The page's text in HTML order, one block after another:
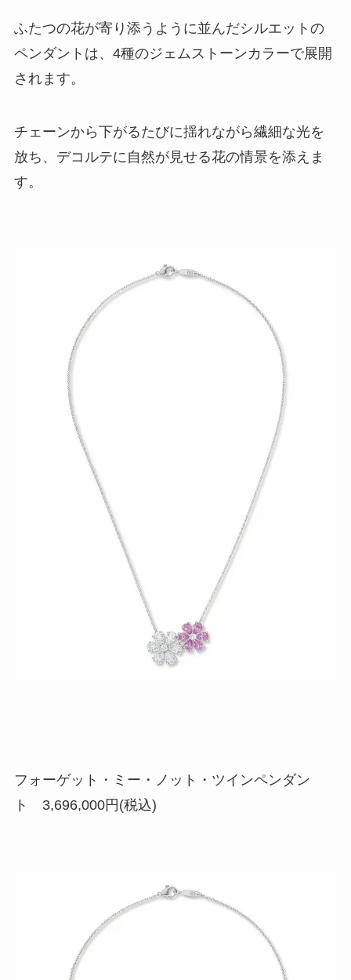
ふたつの花が寄り添うように並んだシルエットの
ペンダントは、4種のジェムストーンカラーで展開
されます。
チェーンから下がるたびに揺れながら繊細な光を
放ち、デコルテに自然が見せる花の情景を添えま
す。
フォーゲット・ミー・ノット・ツインペンダン
ト 3,696,000円(税込)